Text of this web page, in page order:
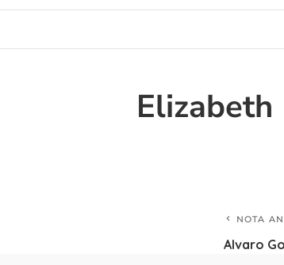
Elizabeth
NOTA
Alvaro